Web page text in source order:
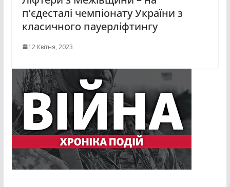
п’єдесталі чемпіонату України з
класичного пауерліфтингу
12 Квітня, 2023